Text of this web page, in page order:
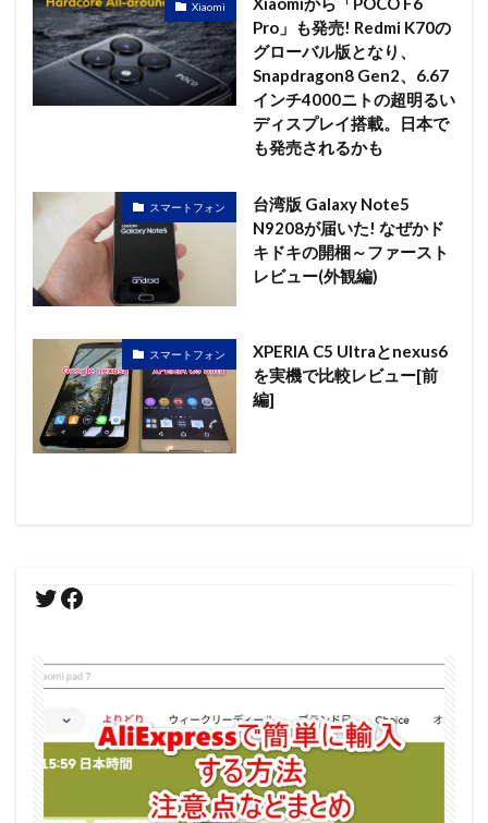
Xiaomi
Pro」も発売! Redmi K70の
グローバル版となり、
Snapdragon8 Gen2、6.67
インチ4000ニトの超明るい
ディスプレイ搭載。日本で
も発売されるかも
スマートフォン
台湾版 Galaxy Note5
N9208が届いた! なぜかド
キドキの開梱～ファースト
レビュー(外観編)
スマートフォン
XPERIA C5 Ultraとnexus6
を実機で比較レビュー[前
編]